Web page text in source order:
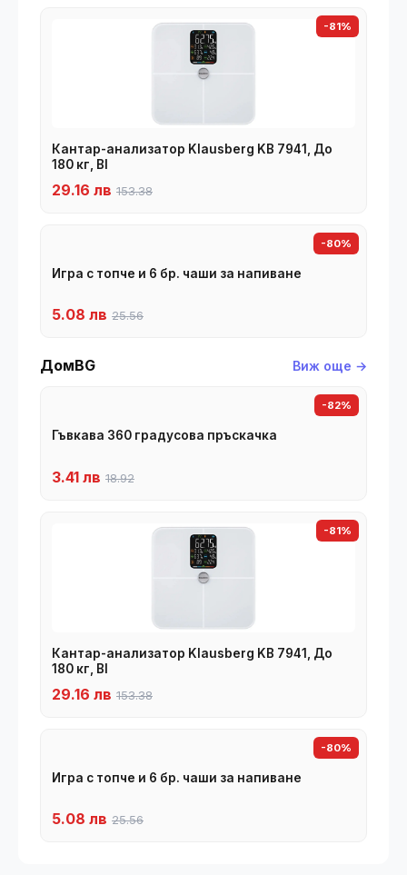
-81%
Кантар-анализатор Klausberg KB 7941, До
180 кг, BI
29.16 лв 153.38
-80%
Игра с топче и 6 бр. чаши за напиване
5.08 лв 25.56
ДомBG Виж още →
-82%
Гъвкава 360 градусова пръскачка
3.41 лв 18.92
-81%
Кантар-анализатор Klausberg KB 7941, До
180 кг, BI
29.16 лв 153.38
-80%
Игра с топче и 6 бр. чаши за напиване
5.08 лв 25.56